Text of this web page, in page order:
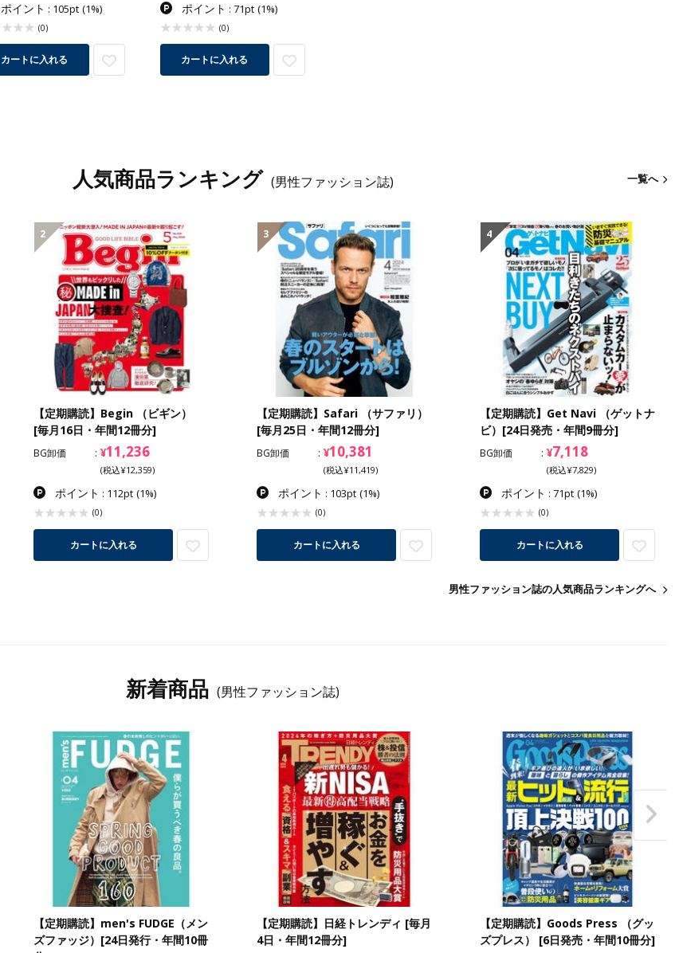
ポイント : 105pt (1%)
(0)
カートに入れる
ポイント : 71pt (1%)
(0)
カートに入れる
人気商品ランキング (男性ファッション誌) 一覧へ
2
【定期購読】Begin （ビギン）
[毎月16日・年間12冊分]
BG卸価 ¥11,236
(税込¥12,359)
ポイント : 112pt (1%)
(0)
カートに入れる
3
【定期購読】Safari （サファリ）
[毎月25日・年間12冊分]
BG卸価 ¥10,381
(税込¥11,419)
ポイント : 103pt (1%)
(0)
カートに入れる
4
【定期購読】Get Navi （ゲットナ
ビ）[24日発売・年間9冊分]
BG卸価 ¥7,118
(税込¥7,829)
ポイント : 71pt (1%)
(0)
カートに入れる
男性ファッション誌の人気商品ランキングへ
新着商品 (男性ファッション誌)
【定期購読】men's FUDGE（メン
ズファッジ）[24日発行・年間10冊
【定期購読】日経トレンディ [毎月
4日・年間12冊分]
【定期購読】Goods Press （グッ
ズプレス） [6日発売・年間10冊分]